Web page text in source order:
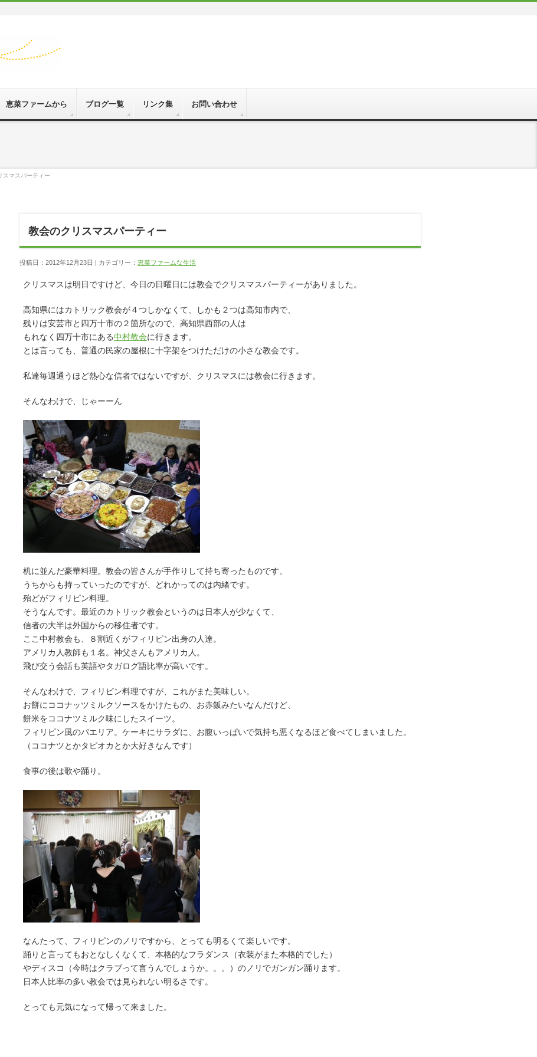
恵菜ファームから ブログ一覧 リンク集 お問い合わせ
スマスパーティー
教会のクリスマスパーティー
投稿日：2012年12月23日 | カテゴリー： 恵菜ファームな生活
クリスマスは明日ですけど、今日の日曜日には教会でクリスマスパーティーがありました。
高知県にはカトリック教会が４つしかなくて、しかも２つは高知市内で、
残りは安芸市と四万十市の２箇所なので、高知県西部の人は
もれなく四万十市にある中村教会に行きます。
とは言っても、普通の民家の屋根に十字架をつけただけの小さな教会です。
私達毎週通うほど熱心な信者ではないですが、クリスマスには教会に行きます。
そんなわけで、じゃーーん
机に並んだ豪華料理。教会の皆さんが手作りして持ち寄ったものです。
うちからも持っていったのですが、どれかってのは内緒です。
殆どがフィリピン料理。
そうなんです。最近のカトリック教会というのは日本人が少なくて、
信者の大半は外国からの移住者です。
ここ中村教会も、８割近くがフィリピン出身の人達。
アメリカ人教師も１名。神父さんもアメリカ人。
飛び交う会話も英語やタガログ語比率が高いです。
そんなわけで、フィリピン料理ですが、これがまた美味しい。
お餅にココナッツミルクソースをかけたもの、お赤飯みたいなんだけど、
餅米をココナツミルク味にしたスイーツ。
フィリピン風のパエリア。ケーキにサラダに、お腹いっぱいで気持ち悪くなるほど食べてしまいました。
（ココナツとかタピオカとか大好きなんです）
食事の後は歌や踊り。
なんたって、フィリピンのノリですから、とっても明るくて楽しいです。
踊りと言ってもおとなしくなくて、本格的なフラダンス（衣装がまた本格的でした）
やディスコ（今時はクラブって言うんでしょうか。。。）のノリでガンガン踊ります。
日本人比率の多い教会では見られない明るさです。
とっても元気になって帰って来ました。